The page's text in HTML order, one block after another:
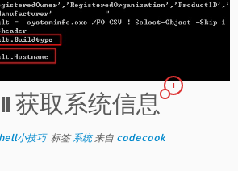
获取系统信息
1
小技巧 标签系统 来自 codecook